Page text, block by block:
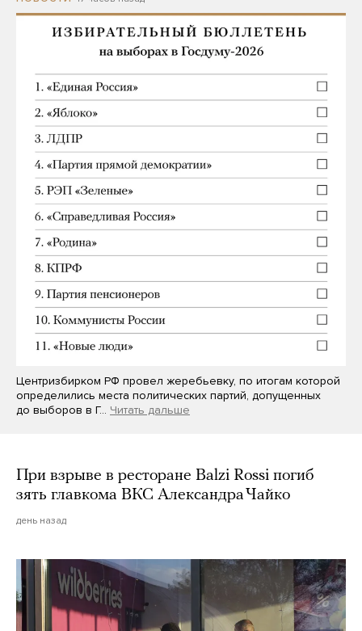
Центризбирком РФ провел жеребьевку, по итогам которой
определились места политических партий, допущенных
до выборов в Г… Читать дальше
При взрыве в ресторане Balzi Rossi погиб
зять главкома ВКС Александра Чайко
день назад